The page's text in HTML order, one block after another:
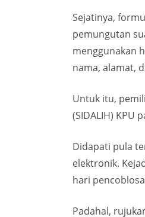
Sejatinya,
pemungutan
menggunakan
nama, alamat,
Untuk itu,
(SIDALIH) KPU
Didapati pula
elektronik.
hari
Padahal,